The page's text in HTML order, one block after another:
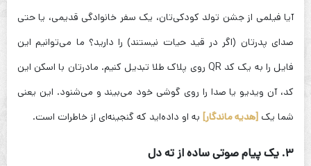
آیا فیلمی از جشن تولد کودکی‌تان، یک سفر خانوادگی قدیمی، یا حتی
صدای پدرتان (اگر در قید حیات نیستند) را دارید؟ ما می‌توانیم این
فایل را به یک کد QR روی پلاک طلا تبدیل کنیم. مادرتان با اسکن این
کد، آن ویدیو یا صدا را روی گوشی خود می‌بیند و می‌شنود. این یعنی
شما یک [هدیه ماندگار] به او داده‌اید که گنجینه‌ای از خاطرات است.
۳. یک پیام صوتی ساده از ته دل